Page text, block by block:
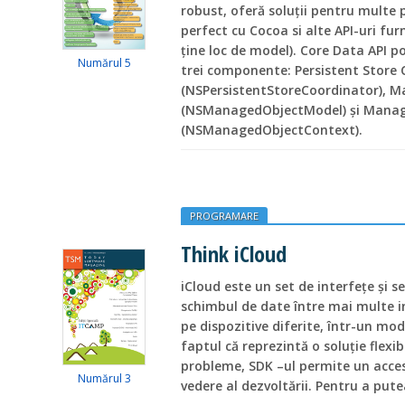
Numărul 5
robust, oferă soluții pentru multe
perfect cu Cocoa si alte API-uri
ține loc de model). Core Data API
trei componente: Persistent Store
(NSPersistentStoreCoordinator),
(NSManagedObjectModel) și
(NSManagedObjectContext).
Numărul 3
PROGRAMARE
Think iCloud
iCloud este un set de interfeţe și
schimbul de date între mai multe
pe dispozitive diferite, într-un
faptul că reprezintă o soluție
probleme, SDK –ul permite un
vedere al dezvoltării. Pentru a